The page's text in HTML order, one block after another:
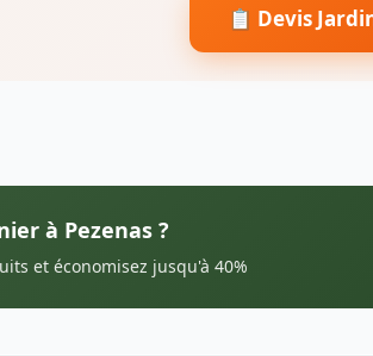
📋 Devis
à Pezenas ?
et économisez jusqu'à 40%